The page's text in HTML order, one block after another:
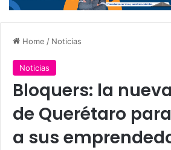
Home / Noticias
Noticias
Bloquers: la
de Querétaro
a sus